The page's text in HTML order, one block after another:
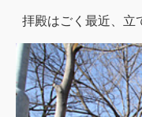
拝殿はごく最近、立